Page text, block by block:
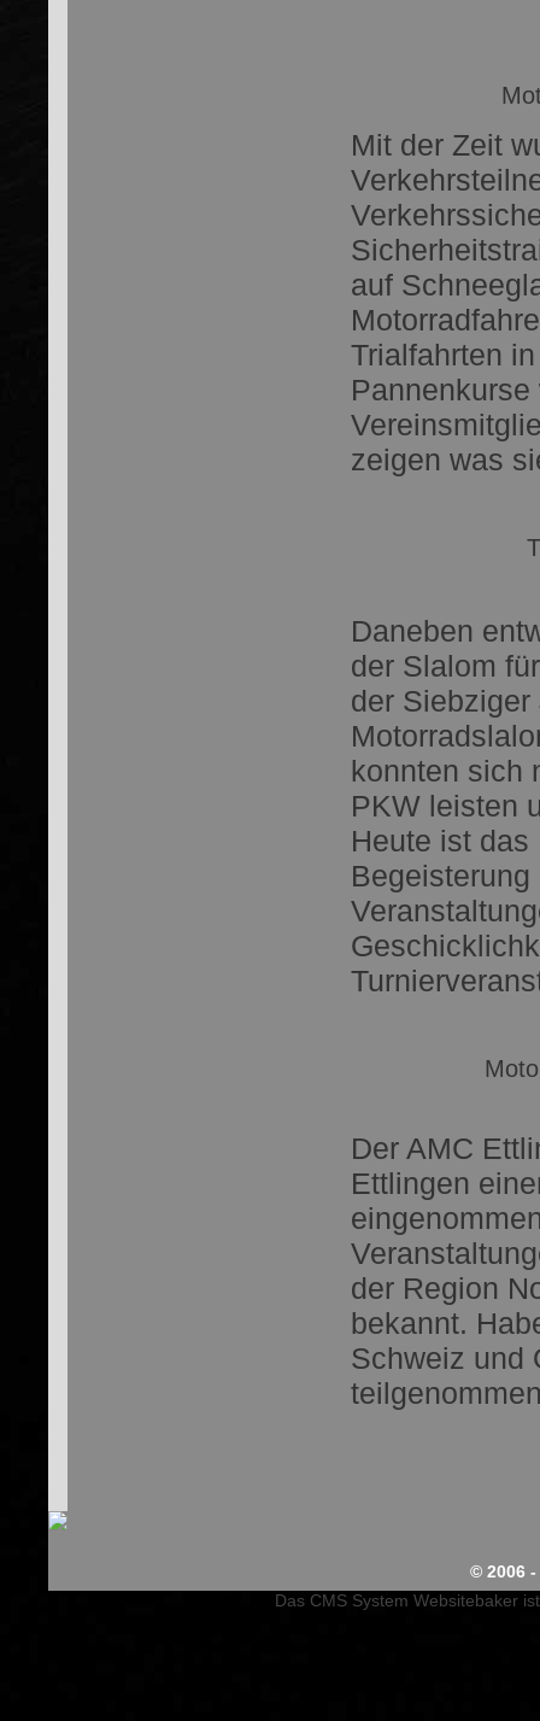
Mit der Zeit
auf
Trialfahrten
zeigen was
Daneben
der Slalom
der
konnten sich
PKW leisten
Heute ist
Der AMC
Ettlingen
der Region
bekannt.
Schweiz und
© 2006 -
Das CMS System Websitebaker